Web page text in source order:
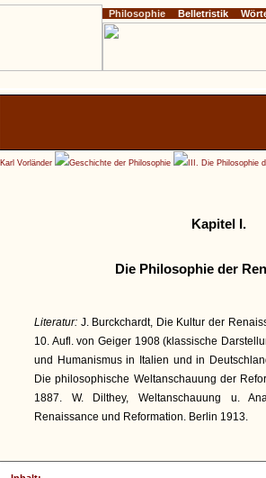
Karl Vorländer Geschichte der Philosophie III. Die Philosophie
Kapitel I.
Die Philosophie der
Literatur: J. Burckchardt, Die Kultur der
10. Aufl. von Geiger 1908 (klassische
und Humanismus in Italien und in
Die philosophische Weltanschauung der
1887. W. Dilthey, Weltanschauung u.
Renaissance und Reformation. Berlin 1913.
Philosophie Belletristik